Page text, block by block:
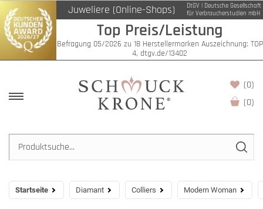
Juweliere (Online-Shops)
DtGV | Deutsche Gesellschaft
für Verbraucherstudien mbH
Top Preis/Leistung
Befragung 05/2026 zu 18 Herstellermarken Auszeichnung: TOP
4, dtgv.de/13402
(0)
(0)
Startseite Diamant Colliers Modern Woman